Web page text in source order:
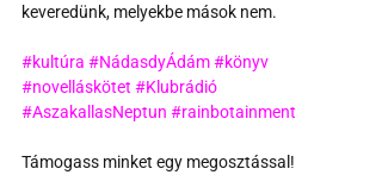
keveredünk, melyekbe mások nem.
#kultúra #NádasdyÁdám#könyv
#novelláskötet #Klubrádió
#AszakallasNeptun #rainbotainment
Támogass minket egy megosztással!